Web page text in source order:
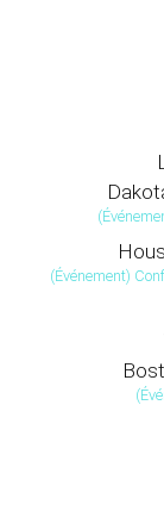
(Événement)